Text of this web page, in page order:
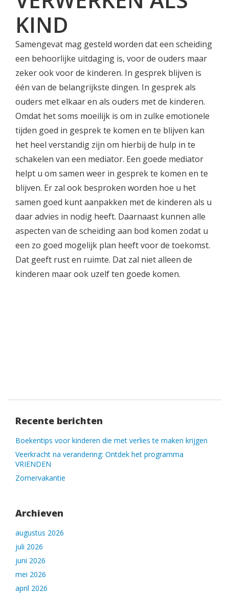
KIND
Samengevat mag gesteld worden dat een scheiding
een behoorlijke uitdaging is, voor de ouders maar
zeker ook voor de kinderen. In gesprek blijven is
één van de belangrijkste dingen. In gesprek als
ouders met elkaar en als ouders met de kinderen.
Omdat het soms moeilijk is om in zulke emotionele
tijden goed in gesprek te komen en te blijven kan
het heel verstandig zijn om hierbij de hulp in te
schakelen van een mediator. Een goede mediator
helpt u om samen weer in gesprek te komen en te
blijven. Er zal ook besproken worden hoe u het
samen goed kunt aanpakken met de kinderen als u
daar advies in nodig heeft. Daarnaast kunnen alle
aspecten van de scheiding aan bod komen zodat u
een zo goed mogelijk plan heeft voor de toekomst.
Dat geeft rust en ruimte. Dat zal niet alleen de
kinderen maar ook uzelf ten goede komen.
Recente berichten
Boekentips voor kinderen die met verlies te maken krijgen
Veerkracht na verandering: Ontdek het programma
VRIENDEN
Zomervakantie
Archieven
augustus 2026
juli 2026
juni 2026
mei 2026
april 2026